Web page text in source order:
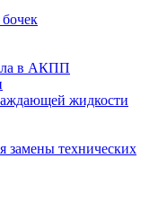
в АКПП
жидкости
замены технических